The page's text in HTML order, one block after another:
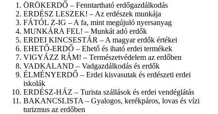
ÖRÖKERDŐ – Fenntartható erdőgazdálkodás
ERDÉSZ LESZEK! – Az erdészek munkája
FÁTÓL Z-IG – A fa, mint megújuló nyersanyag
MUNKÁRA FEL! – Munkát adó erdők
ERDEI KINCSESTÁR – A magyar erdők értékei
EHETŐ-ERDŐ – Ehető és iható erdei termékek
VIGYÁZZ RÁM! – Természetvédelem az erdőben
VADKALAND – Vadgazdálkodás és erdők
ÉLMÉNYERDŐ – Erdei kisvasutak és erdészeti erdei
iskolák
ERDÉSZ-HÁZ – Turista szállások és erdei vendéglátás
BAKANCSLISTA – Gyalogos, kerékpáros, lovas és vízi
turizmus az erdőben